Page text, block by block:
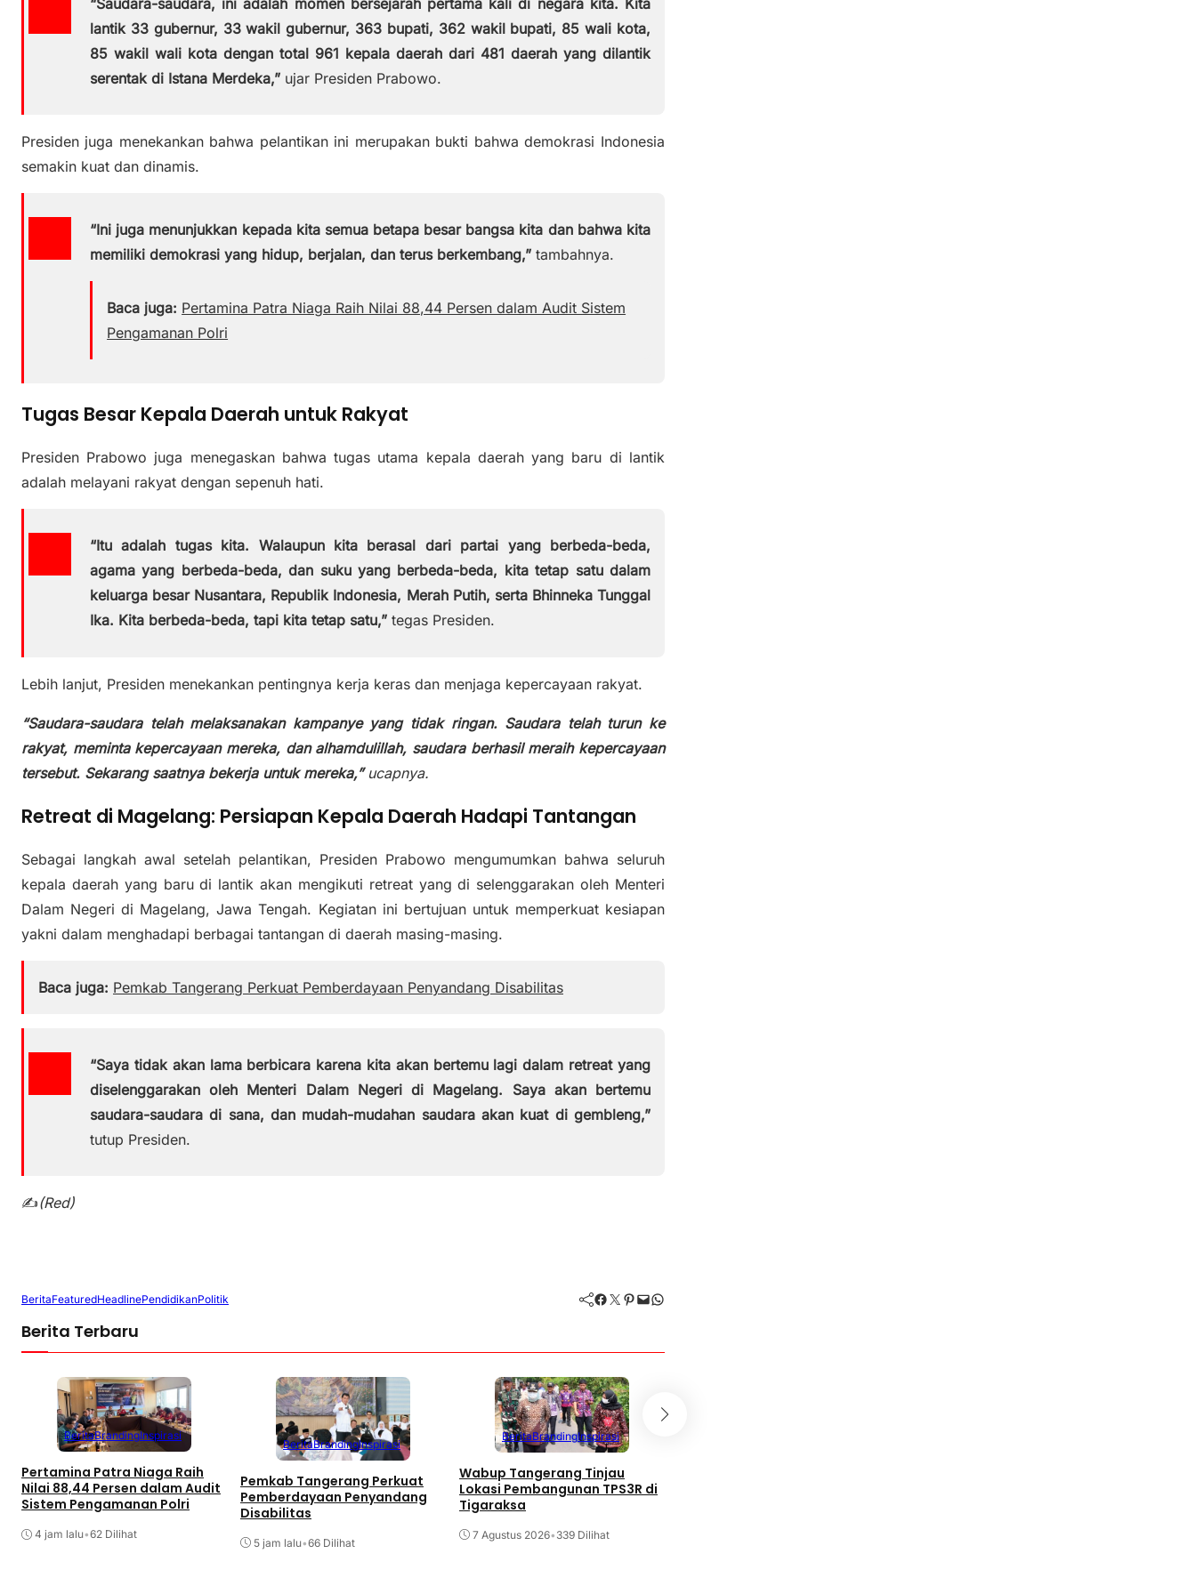
lantik 33 gubernur, 33 wakil gubernur, 363 bupati, 362 wakil bupati, 85 wali kota,
85 wakil wali kota dengan total 961 kepala daerah dari 481 daerah yang dilantik
serentak di Istana Merdeka,” ujar Presiden Prabowo.
Presiden juga menekankan bahwa pelantikan ini merupakan bukti bahwa demokrasi Indonesia
semakin kuat dan dinamis.
“Ini juga menunjukkan kepada kita semua betapa besar bangsa kita dan bahwa kita
memiliki demokrasi yang hidup, berjalan, dan terus berkembang,” tambahnya.
Baca juga: Pertamina Patra Niaga Raih Nilai 88,44 Persen dalam Audit Sistem
Pengamanan Polri
Tugas Besar Kepala Daerah untuk Rakyat
Presiden Prabowo juga menegaskan bahwa tugas utama kepala daerah yang baru di lantik
adalah melayani rakyat dengan sepenuh hati.
“Itu adalah tugas kita. Walaupun kita berasal dari partai yang berbeda-beda,
agama yang berbeda-beda, dan suku yang berbeda-beda, kita tetap satu dalam
keluarga besar Nusantara, Republik Indonesia, Merah Putih, serta Bhinneka Tunggal
Ika. Kita berbeda-beda, tapi kita tetap satu,” tegas Presiden.
Lebih lanjut, Presiden menekankan pentingnya kerja keras dan menjaga kepercayaan rakyat.
“Saudara-saudara telah melaksanakan kampanye yang tidak ringan. Saudara telah turun ke
rakyat, meminta kepercayaan mereka, dan alhamdulillah, saudara berhasil meraih kepercayaan
tersebut. Sekarang saatnya bekerja untuk mereka,”ucapnya.
Retreat di Magelang: Persiapan Kepala Daerah Hadapi Tantangan
Sebagai langkah awal setelah pelantikan, Presiden Prabowo mengumumkan bahwa seluruh
kepala daerah yang baru di lantik akan mengikuti retreat yang di selenggarakan oleh Menteri
Dalam Negeri di Magelang, Jawa Tengah. Kegiatan ini bertujuan untuk memperkuat kesiapan
yakni dalam menghadapi berbagai tantangan di daerah masing-masing.
Baca juga: Pemkab Tangerang Perkuat Pemberdayaan Penyandang Disabilitas
“Saya tidak akan lama berbicara karena kita akan bertemu lagi dalam retreat yang
diselenggarakan oleh Menteri Dalam Negeri di Magelang. Saya akan bertemu
saudara-saudara di sana, dan mudah-mudahan saudara akan kuat di gembleng,”
tutup Presiden.
✍️(Red)
BeritaFeaturedHeadlinePendidikanPolitik Facebook Twitter Pinterest Mail WhatsApp
Berita Terbaru
BeritaBrandingInspirasi
Pertamina Patra Niaga Raih
Nilai 88,44 Persen dalam Audit
Sistem Pengamanan Polri
4 jam lalu•62 Dilihat
BeritaBrandingInspirasi
Pemkab Tangerang Perkuat
Pemberdayaan Penyandang
Disabilitas
5 jam lalu•66 Dilihat
BeritaBrandingInspirasi
Wabup Tangerang Tinjau
Lokasi Pembangunan TPS3R di
Tigaraksa
7 Agustus 2026• 339 Dilihat